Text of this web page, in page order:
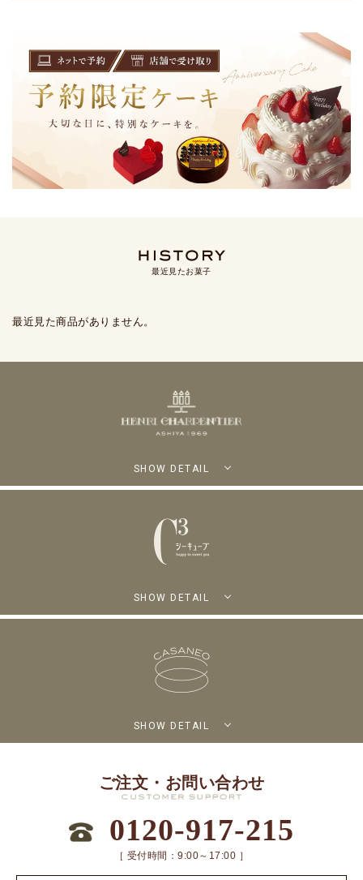
最近見たお菓子
最近見た商品がありません。
SHOW DETAIL
SHOW DETAIL
SHOW DETAIL
ご注文・お問い合わせ
0120-917-215
［ 受付時間：9:00～17:00 ］